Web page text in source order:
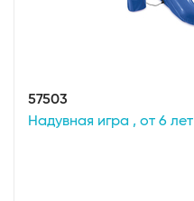
57503
Надувная игра , от 6 лет